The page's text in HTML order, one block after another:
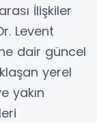
İlişkiler
Levent
dair güncel
yerel
yakın